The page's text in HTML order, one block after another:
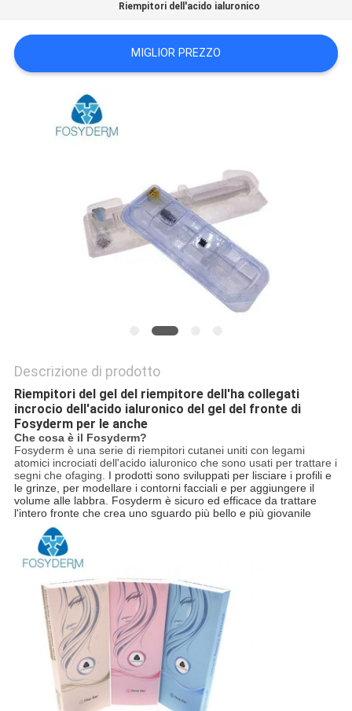
PREVENTIVO
SHOPPING
ONLINE
Riempitori dell'acido ialuronico
MIGLIOR PREZZO
Descrizione di prodotto
Riempitori del gel del riempitore dell'ha collegati
incrocio dell'acido ialuronico del gel del fronte di
Fosyderm per le anche
Che cosa è il Fosyderm?
Fosyderm è una serie di riempitori cutanei uniti con legami
atomici incrociati dell'acido ialuronico che sono usati per trattare i
segni che ofaging. I prodotti sono sviluppati per lisciare i profili e
le grinze, per modellare i contorni facciali e per aggiungere il
volume alle labbra. Fosyderm è sicuro ed efficace da trattare
l'intero fronte che crea uno sguardo più bello e più giovanile